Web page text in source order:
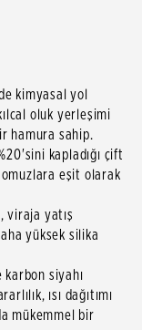
kimyasal yol
oluk yerleşimi
hamura sahip.
kapladığı çift
eşit olarak
viraja yatış
yüksek silika
siyahı
ısı dağıtımı
mükemmel bir